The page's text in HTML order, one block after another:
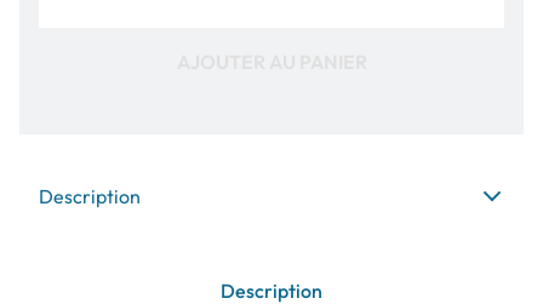
Description
Description